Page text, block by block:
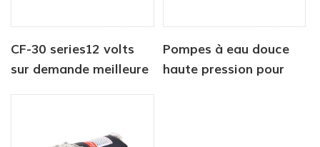
CF-30 series12 volts
sur demande meilleure
camping-car marin
Pompes à eau douce
haute pression pour